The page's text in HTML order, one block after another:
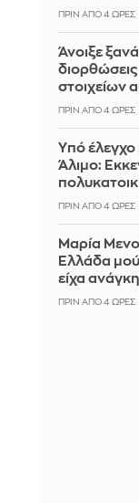
ΠΡΙΝ ΑΠΌ 4 ΏΡΕΣ
Άνοιξε
στοιχείων
ΠΡΙΝ ΑΠΌ 4 ΏΡΕΣ
Yπό
Άλιμο:
ΠΡΙΝ ΑΠΌ 4 ΏΡΕΣ
Μαρία
Ελλάδα μού
είχα
ΠΡΙΝ ΑΠΌ 4 ΏΡΕΣ